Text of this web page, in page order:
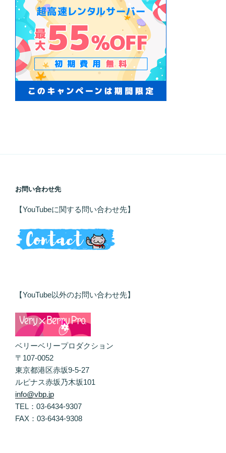
お問い合わせ先
【YouTubeに関する問い合わせ先】
【YouTube以外のお問い合わせ先】
ベリーベリープロダクション
〒107-0052
東京都港区赤坂9-5-27
ルピナス赤坂乃木坂101
info@vbp.jp
TEL：03-6434-9307
FAX：03-6434-9308